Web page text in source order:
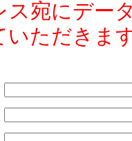
ス宛にデー
いただきま